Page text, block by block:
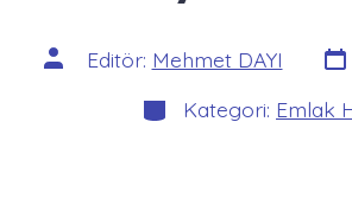
Yazının
yazarı
Editör: Mehmet DAYI Yazı
Kategoriler
Kategori: Emlak